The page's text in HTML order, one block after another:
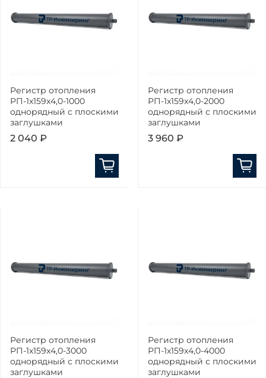
Регистр отопления
РП-1x159x4,0-1000
однорядный с плоскими
заглушками
2 040 ₽
Регистр отопления
РП-1x159x4,0-2000
однорядный с плоскими
заглушками
3 960 ₽
Регистр отопления
РП-1x159x4,0-3000
однорядный с плоскими
заглушками
Регистр отопления
РП-1x159x4,0-4000
однорядный с плоскими
заглушками